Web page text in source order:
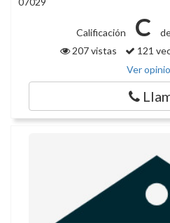
Calificación C
207 vistas
121
Ver